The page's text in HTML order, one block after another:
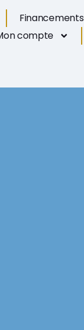
Financements
compte